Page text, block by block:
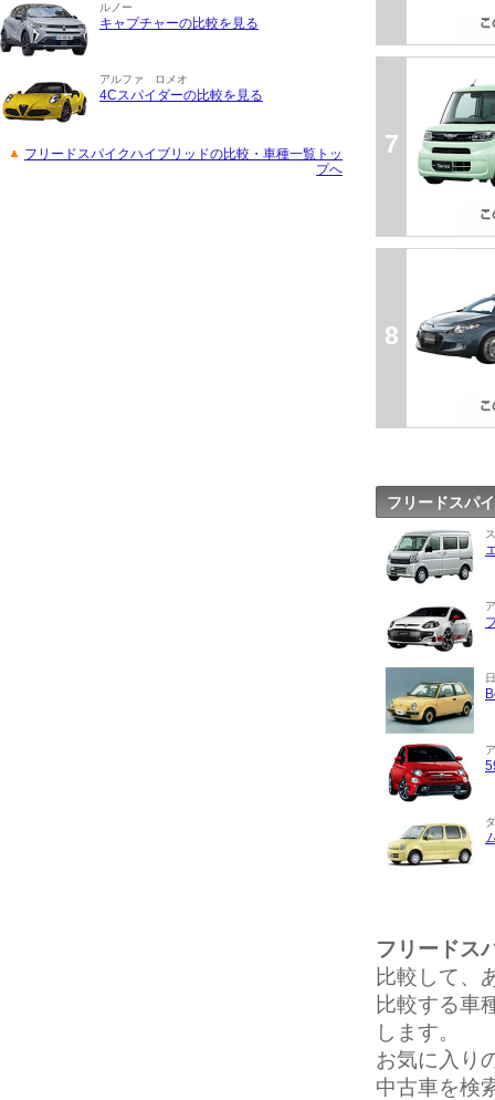
ルノー
キャプチャーの比較を見る
アルファ ロメオ
4Cスパイダーの比較を見る
フリードスパイクハイブリッドの比較・車種一覧トッ
プへ
7
8
フリードスパ
フリードス
比較して、
比較する車
します。
お気に入り
中古車を検